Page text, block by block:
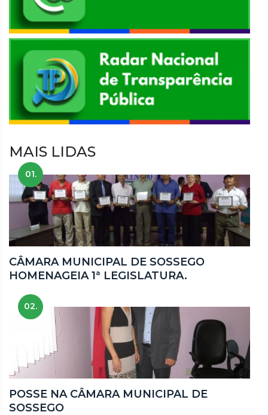
MAIS LIDAS
01.
CÂMARA MUNICIPAL DE SOSSEGO
HOMENAGEIA 1ª LEGISLATURA.
02.
POSSE NA CÂMARA MUNICIPAL DE
SOSSEGO